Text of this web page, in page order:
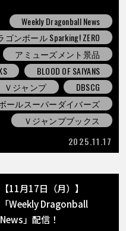
Weekly Dragonball News
ゴンボール Sparking! ZERO
アミューズメント景品
BLOOD OF SAIYANS
Ｖジャンプ
DBSCG
ールスーパーダイバーズ
Ｖジャンプブックス
2025.11.17
【11月17日（月）】
「Weekly Dragonball
News」配信！